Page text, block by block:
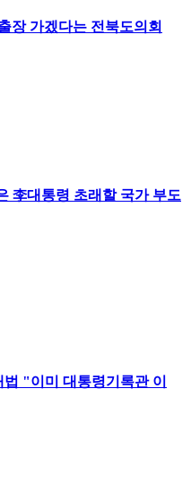
장 가겠다는 전북도의회
李대통령 초래할 국가 부도
"이미 대통령기록관 이